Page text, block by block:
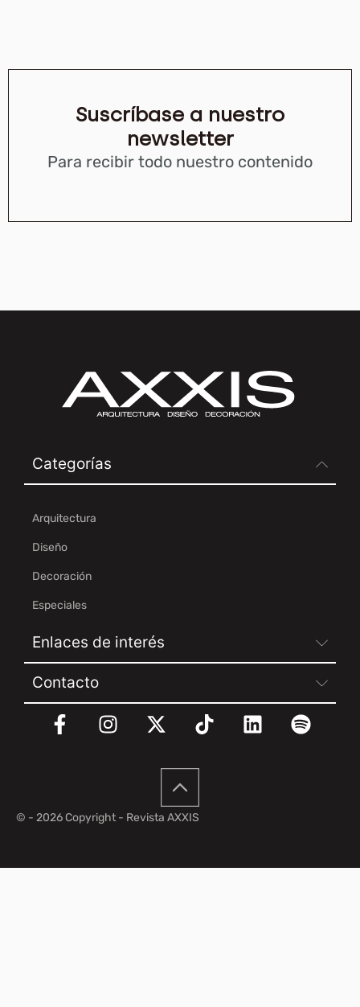
Suscríbase a nuestro
newsletter
Para recibir todo nuestro contenido
Categorías
Arquitectura
Diseño
Decoración
Especiales
Enlaces de interés
Contacto
© - 2026 Copyright - Revista AXXIS